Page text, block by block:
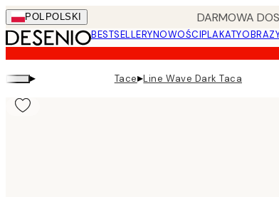
Skip
to
main
content.
POL POLSKI DARMOWA
BESTSELLERYNOWOŚCIPLAKATY
▸ Tace▸Line Wave Dark Taca